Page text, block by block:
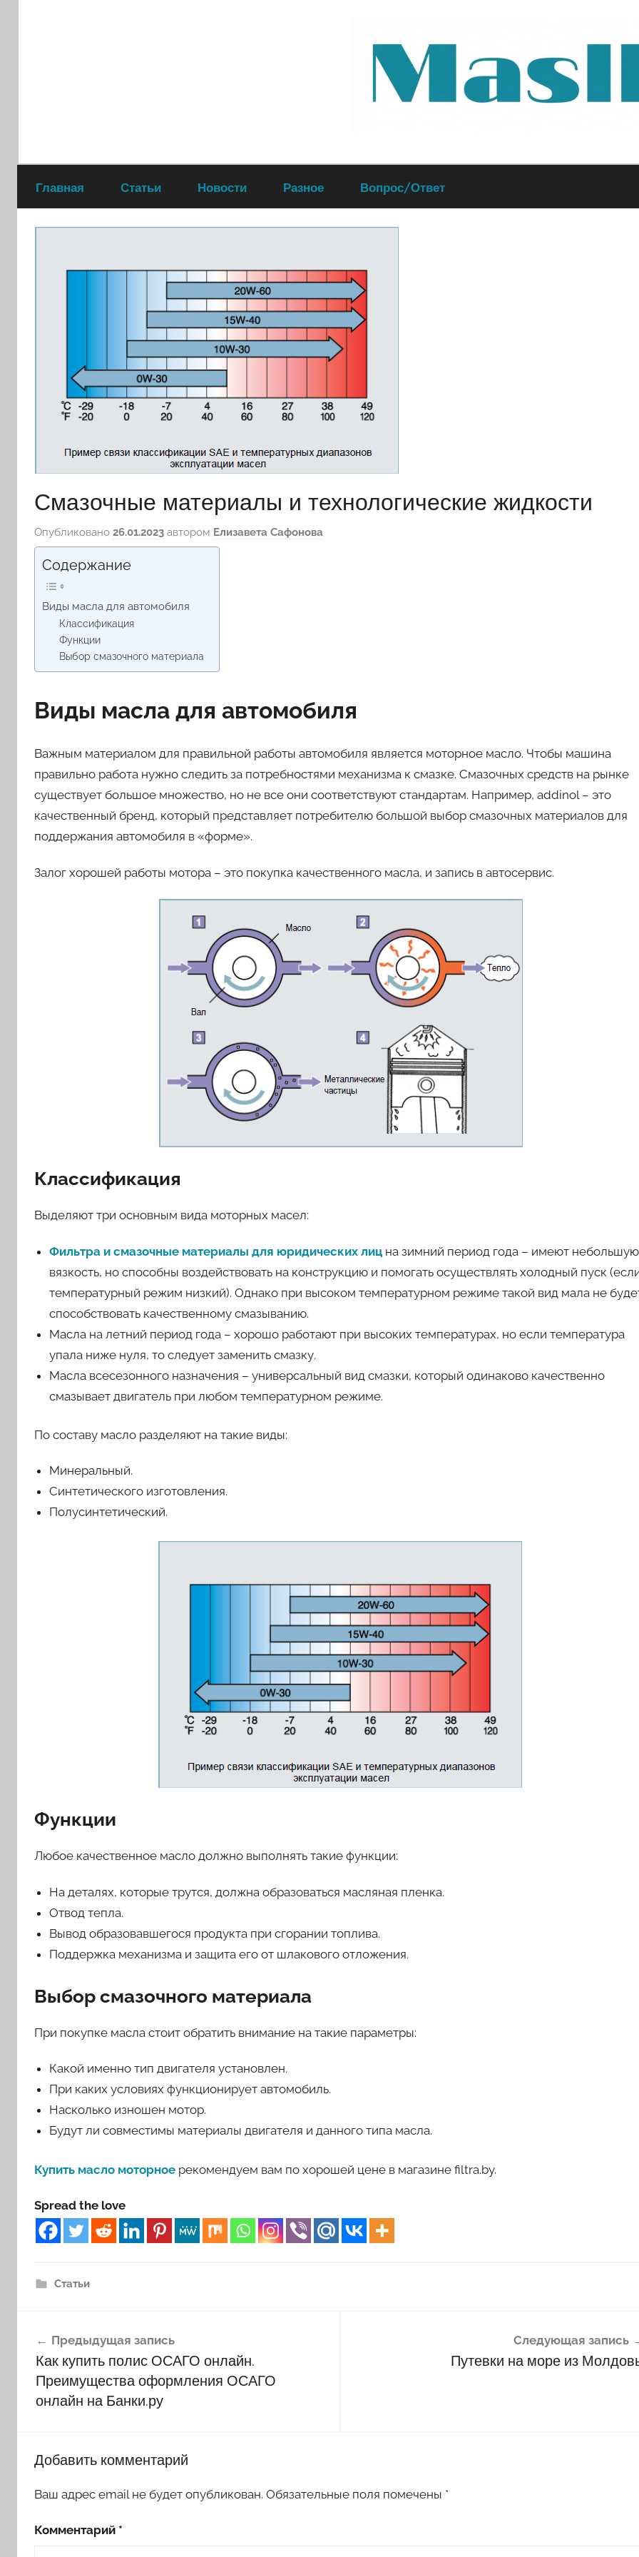
Руководство
по
вашего
авто
Главная Статьи Новости Разное Вопрос/Ответ
Смазочные материалы и технологические жидкости
Опубликовано 26.01.2023 автором Елизавета Сафонова
Содержание
Виды масла для автомобиля
Классификация
Функции
Выбор смазочного материала
Виды масла для автомобиля
Важным материалом для правильной работы автомобиля является моторное масло. Чтобы машина
правильно работа нужно следить за потребностями механизма к смазке. Смазочных средств на рынке
существует большое множество, но не все они соответствуют стандартам. Например, addinol – это
качественный бренд, который представляет потребителю большой выбор смазочных материалов для
поддержания автомобиля в «форме».
Залог хорошей работы мотора – это покупка качественного масла, и запись в автосервис.
Классификация
Выделяют три основным вида моторных масел:
Фильтра и смазочные материалы для юридических лиц на зимний период года – имеют небольшую
вязкость, но способны воздействовать на конструкцию и помогать осуществлять холодный пуск
температурный режим низкий). Однако при высоком температурном режиме такой вид мала не
способствовать качественному смазыванию.
Масла на летний период года – хорошо работают при высоких температурах, но если температура
упала ниже нуля, то следует заменить смазку.
Масла всесезонного назначения – универсальный вид смазки, который одинаково качественно
смазывает двигатель при любом температурном режиме.
По составу масло разделяют на такие виды:
Минеральный.
Синтетического изготовления.
Полусинтетический.
Функции
Любое качественное масло должно выполнять такие функции:
На деталях, которые трутся, должна образоваться масляная пленка.
Отвод тепла.
Вывод образовавшегося продукта при сгорании топлива.
Поддержка механизма и защита его от шлакового отложения.
Выбор смазочного материала
При покупке масла стоит обратить внимание на такие параметры:
Какой именно тип двигателя установлен.
При каких условиях функционирует автомобиль.
Насколько изношен мотор.
Будут ли совместимы материалы двигателя и данного типа масла.
Купить масло моторное рекомендуем вам по хорошей цене в магазине filtra.by.
Spread the love
Статьи
по
записям
Предыдущая запись
Как купить полис ОСАГО онлайн.
Преимущества оформления ОСАГО
онлайн на Банки.ру
Следующая запись
Путевки на море из
Добавить комментарий
Ваш адрес email не будет опубликован. Обязательные поля помечены *
Комментарий *